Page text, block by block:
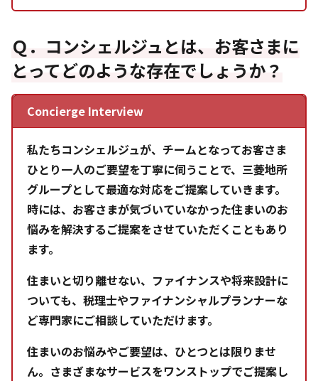
Ｑ．コンシェルジュとは、お客さまに
とってどのような存在でしょうか？
Concierge Interview
私たちコンシェルジュが、チームとなってお客さま
ひとり一人のご要望を丁寧に伺うことで、三菱地所
グループとして最適な対応をご提案していきます。
時には、お客さまが気づいていなかった住まいのお
悩みを解決するご提案をさせていただくこともあり
ます。
住まいと切り離せない、ファイナンスや将来設計に
ついても、税理士やファイナンシャルプランナーな
ど専門家にご相談していただけます。
住まいのお悩みやご要望は、ひとつとは限りませ
ん。さまざまなサービスをワンストップでご提案し